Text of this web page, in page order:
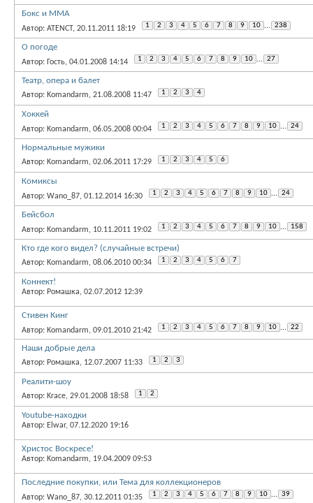
Бокс и ММА
Автор: ATENCT, 20.11.2011 18:19 1 2 3 4 5 6 7 8 9 10 ... 238
О погоде
Автор: Гость, 04.01.2008 14:14 1 2 3 4 5 6 7 8 9 10 ... 27
Театр, опера и балет
Автор: Komandarm, 21.08.2008 11:47 1 2 3 4
Хоккей
Автор: Komandarm, 06.05.2008 00:04 1 2 3 4 5 6 7 8 9 10 ... 24
Нормальные мужики
Автор: Komandarm, 02.06.2011 17:29 1 2 3 4 5 6
Комиксы
Автор: Wano_87, 01.12.2014 16:30 1 2 3 4 5 6 7 8 9 10 ... 24
Бейсбол
Автор: Komandarm, 10.11.2011 19:02 1 2 3 4 5 6 7 8 9 10 ... 158
Кто где кого видел? (случайные встречи)
Автор: Komandarm, 08.06.2010 00:34 1 2 3 4 5 6 7
Коннект!
Автор: Ромашка, 02.07.2012 12:39
Стивен Кинг
Автор: Komandarm, 09.01.2010 21:42 1 2 3 4 5 6 7 8 9 10 ... 22
Наши добрые дела
Автор: Ромашка, 12.07.2007 11:33 1 2 3
Реалити-шоу
Автор: Krace, 29.01.2008 18:58 1 2
Youtube-находки
Автор: Elwar, 07.12.2020 19:16
Христос Воскресе!
Автор: Komandarm, 19.04.2009 09:53
Последние покупки, или Тема для коллекционеров
Автор: Wano_87, 30.12.2011 01:35 1 2 3 4 5 6 7 8 9 10 ... 39